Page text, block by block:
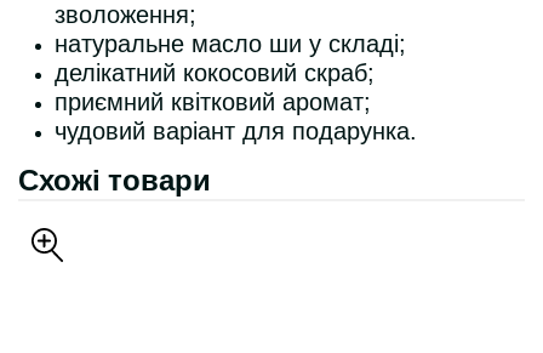
зволоження;
натуральне масло ши у складі;
делікатний кокосовий скраб;
приємний квітковий аромат;
чудовий варіант для подарунка.
Схожі товари